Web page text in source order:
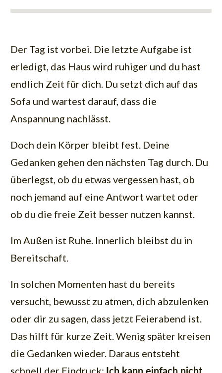
Der Tag ist vorbei. Die letzte Aufgabe ist
erledigt, das Haus wird ruhiger und du hast
endlich Zeit für dich. Du setzt dich auf das
Sofa und wartest darauf, dass die
Anspannung nachlässt.
Doch dein Körper bleibt fest. Deine
Gedanken gehen den nächsten Tag durch. Du
überlegst, ob du etwas vergessen hast, ob
noch jemand auf eine Antwort wartet oder
ob du die freie Zeit besser nutzen kannst.
Im Außen ist Ruhe. Innerlich bleibst du in
Bereitschaft.
In solchen Momenten hast du bereits
versucht, bewusst zu atmen, dich abzulenken
oder dir zu sagen, dass jetzt Feierabend ist.
Das hilft für kurze Zeit. Wenig später kreisen
die Gedanken wieder. Daraus entsteht
schnell der Eindruck: